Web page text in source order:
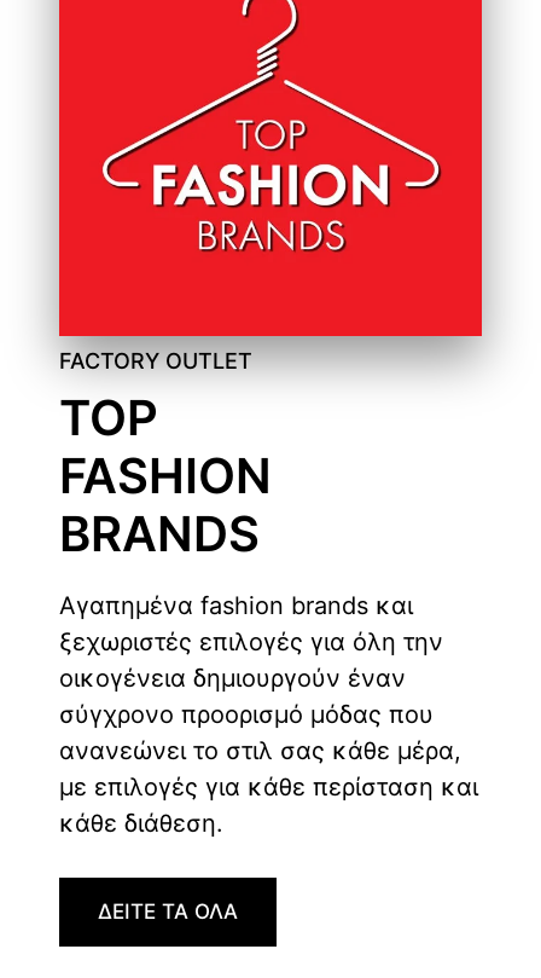
FACTORY OUTLET
TOP
FASHION
BRANDS
Αγαπημένα fashion brands και
ξεχωριστές επιλογές για όλη την
οικογένεια δημιουργούν έναν
σύγχρονο προορισμό μόδας που
ανανεώνει το στιλ σας κάθε μέρα,
με επιλογές για κάθε περίσταση και
κάθε διάθεση.
ΔΕΙΤΕ ΤΑ ΟΛΑ